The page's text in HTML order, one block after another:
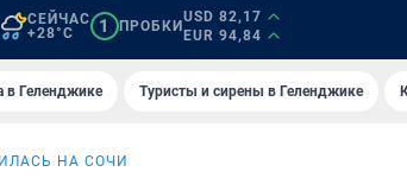
СЕЙЧАС
+28°C
1 ПРОБКИ
USD 82,17
EUR 94,84
в Геленджике Туристы и сирены в Геленджике
НА СОЧИ